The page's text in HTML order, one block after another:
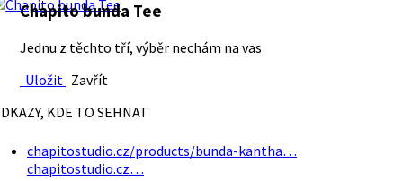
Chapito bunda Tee
Jednu z těchto tří, výběr nechám na vas
Uložit Zavřít
KDE TO SEHNAT
chapitostudio.cz/products/bunda-kantha…
chapitostudio.cz…